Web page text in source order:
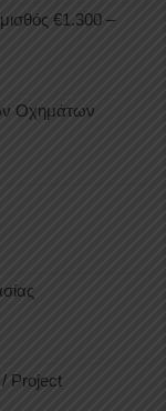
€1.300 –
Οχημάτων
/ Project